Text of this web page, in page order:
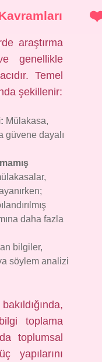
araştırma
genellikle
Temel
şekillenir:
Mülakasa,
güvene dayalı
daha fazla
bilgiler,
söylem analizi
toplama
toplumsal
yapılarını